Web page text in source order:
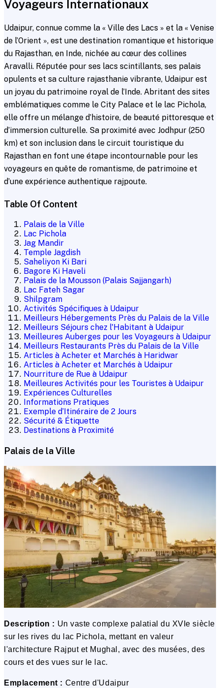
Voyageurs Internationaux
Udaipur, connue comme la « Ville des Lacs » et la « Venise
de l’Orient », est une destination romantique et historique
du Rajasthan, en Inde, nichée au cœur des collines
Aravalli. Réputée pour ses lacs scintillants, ses palais
opulents et sa culture rajasthanie vibrante, Udaipur est
un joyau du patrimoine royal de l’Inde. Abritant des sites
emblématiques comme le City Palace et le lac Pichola,
elle offre un mélange d’histoire, de beauté pittoresque et
d’immersion culturelle. Sa proximité avec Jodhpur (250
km) et son inclusion dans le circuit touristique du
Rajasthan en font une étape incontournable pour les
voyageurs en quête de romantisme, de patrimoine et
d’une expérience authentique rajpoute.
Table Of Content
Palais de la Ville
Lac Pichola
Jag Mandir
Temple Jagdish
Saheliyon Ki Bari
Bagore Ki Haveli
Palais de la Mousson (Palais Sajjangarh)
Lac Fateh Sagar
Shilpgram
Activités Spécifiques à Udaipur
Meilleurs Hébergements Près du Palais de la Ville
Meilleurs Séjours chez l'Habitant à Udaipur
Meilleures Auberges pour les Voyageurs à Udaipur
Meilleurs Restaurants Près du Palais de la Ville
Articles à Acheter et Marchés à Haridwar
Articles à Acheter et Marchés à Udaipur
Nourriture de Rue à Udaipur
Meilleures Activités pour les Touristes à Udaipur
Expériences Culturelles
Informations Pratiques
Exemple d’Itinéraire de 2 Jours
Sécurité & Étiquette
Destinations à Proximité
Palais de la Ville
Description : Un vaste complexe palatial du XVIe siècle
sur les rives du lac Pichola, mettant en valeur
l'architecture Rajput et Mughal, avec des musées, des
cours et des vues sur le lac.
Emplacement : Centre d'Udaipur